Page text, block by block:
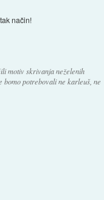
način!
motiv skrivanja neželenih
bomo potrebovali ne karleuš, ne